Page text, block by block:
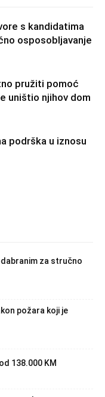
s kandidatima
osposobljavanje
pružiti pomoć
uništio njihov dom
podrška u iznosu
za stručno
požara koji je
138.000 KM